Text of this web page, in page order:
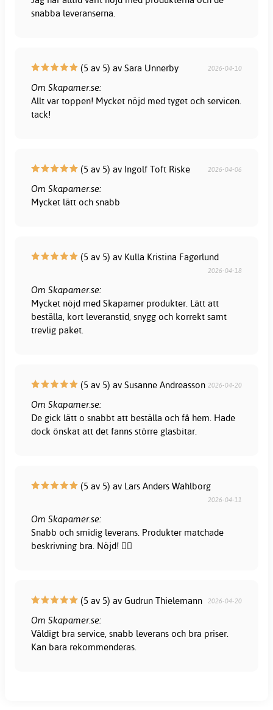
snabba leveranserna.
(5 av 5) av Sara Unnerby 2026-04-10
Om Skapamer.se:
Allt var toppen! Mycket nöjd med tyget och servicen.
tack!
(5 av 5) av Ingolf Toft Riske 2026-04-06
Om Skapamer.se:
Mycket lätt och snabb
(5 av 5) av Kulla Kristina Fagerlund
2026-04-18
Om Skapamer.se:
Mycket nöjd med Skapamer produkter. Lätt att
beställa, kort leveranstid, snygg och korrekt samt
trevlig paket.
(5 av 5) av Susanne Andreasson 2026-04-20
Om Skapamer.se:
De gick lätt o snabbt att beställa och få hem. Hade
dock önskat att det fanns större glasbitar.
(5 av 5) av Lars Anders Wahlborg
2026-04-11
Om Skapamer.se:
Snabb och smidig leverans. Produkter matchade
beskrivning bra. Nöjd! 👍🏻
(5 av 5) av Gudrun Thielemann 2026-04-20
Om Skapamer.se:
Väldigt bra service, snabb leverans och bra priser.
Kan bara rekommenderas.